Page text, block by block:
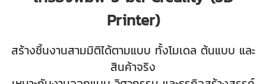
Printer)
สร้างชิ้นงานสามมิติได้ตามแบบ ทั้งโมเดล ต้นแบบ และ
สินค้าจริง